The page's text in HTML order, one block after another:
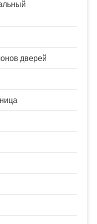
дверей